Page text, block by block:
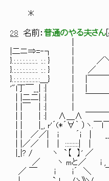
＊
28 名前： 普通のやる夫さん
|二
'"l丁￣__| :| |
| |二二| :| |
| |￣ | :| | ｉﾆﾆﾆﾆ
| | | :| ∧＿∧ ￣￣
| | |_, r'´(*´∀｀ ）ヽ.￣
| | ／／| i ´i | ___＿| :|
| |／／ | | :::::::::| | |
|_|? / ヽ `【 】' ／
／ ヽ mと／ i , / |: :
／ ￣ i i´ ＼ ￣ ＼ |: :